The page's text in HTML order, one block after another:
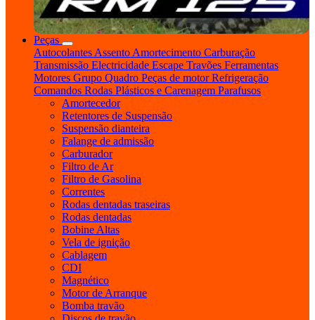
Peças
Autocolantes Assento Amortecimento Carburação
Transmissão Electricidade Escape Travões Ferramentas
Motores Grupo Quadro Peças de motorRefrigeração
Comandos Rodas Plásticos e Carenagem Parafusos
Amortecedor
Retentores de Suspensão
Suspensão dianteira
Falange de admissão
Carburador
Filtro de Ar
Filtro de Gasolina
Correntes
Rodas dentadas traseiras
Rodas dentadas
Bobine Altas
Vela de ignição
Cablagem
CDI
Magnético
Motor de Arranque
Bomba travão